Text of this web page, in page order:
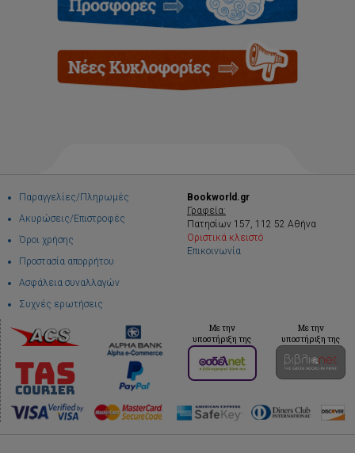
Παραγγελίες/Πληρωμές
Ακυρώσεις/Επιστροφές
Όροι χρήσης
Προστασία απορρήτου
Ασφάλεια συναλλαγών
Συχνές ερωτήσεις
Bookworld.gr
Γραφεία:
Πατησίων 157, 112 52 Αθήνα
Οριστικά κλειστό
Επικοινωνία
Με την
υποστήριξη της
Με την
υποστήριξη της